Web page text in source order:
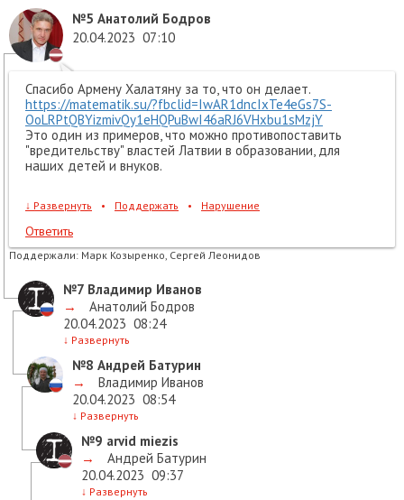
№5 Анатолий Бодров
20.04.2023 07:10
Спасибо Армену Халатяну за то, что он делает.
https://matematik.su/?fbclid=IwAR1dncIxTe4eGs7S-
OoLRPtQBYizmivQy1eHQPuBwI46aRJ6VHxbu1sMzjY
Это один из примеров, что можно противопоставить
"вредительству" властей Латвии в образовании, для
наших детей и внуков.
↓ Развернуть • Поддержать • Нарушение
Ответить
Поддержали: Марк Козыренко, Сергей Леонидов
№7 Владимир Иванов
→
Анатолий Бодров
20.04.2023 08:24
↓ Развернуть
№8 Андрей Батурин
→
Владимир Иванов
20.04.2023 08:54
↓ Развернуть
№9 arvid miezis
→
Андрей Батурин
20.04.2023 09:37
↓ Развернуть